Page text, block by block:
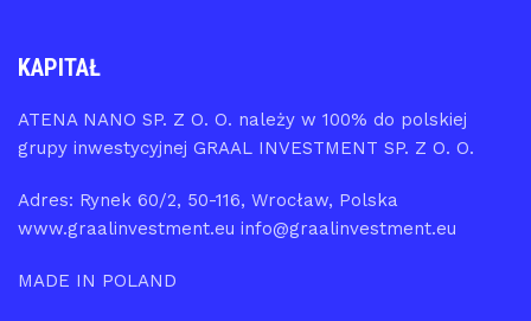
KAPITAŁ
ATENA NANO SP. Z O. O. należy w 100% do polskiej
grupy inwestycyjnej GRAAL INVESTMENT SP. Z O. O.
Adres: Rynek 60/2, 50-116, Wrocław, Polska
www.graalinvestment.eu info@graalinvestment.eu
MADE IN POLAND